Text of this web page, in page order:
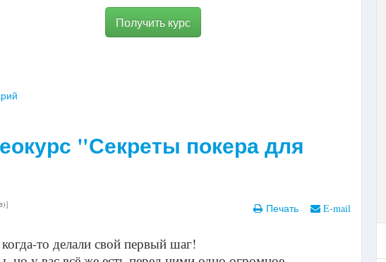
Получить курс
"Секреты покера для
Печать E-mail
то делали свой первый шаг!